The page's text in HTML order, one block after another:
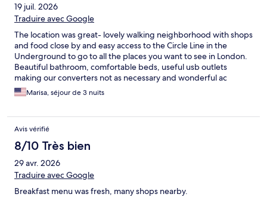
19 juil. 2026
Traduire avec Google
The location was great- lovely walking neighborhood with shops
and food close by and easy access to the Circle Line in the
Underground to go to all the places you want to see in London.
Beautiful bathroom, comfortable beds, useful usb outlets
making our converters not as necessary and wonderful ac
during the heat wave. We definitely want to come back for
another stay!
Marisa, séjour de 3 nuits
Avis vérifié
8/10 Très bien
29 avr. 2026
Traduire avec Google
Breakfast menu was fresh, many shops nearby.